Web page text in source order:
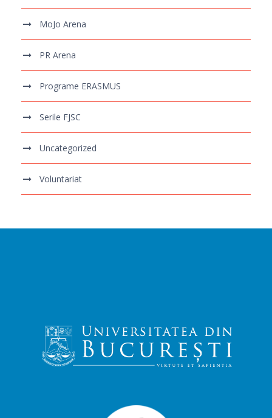
MoJo Arena
PR Arena
Programe ERASMUS
Serile FJSC
Uncategorized
Voluntariat